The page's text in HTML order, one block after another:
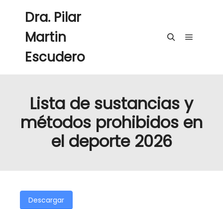
Dra. Pilar
Martin
Escudero
Lista de sustancias y
métodos prohibidos en
el deporte 2026
Descargar